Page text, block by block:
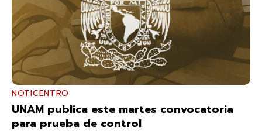
NOTICENTRO
UNAM publica este martes convocatoria
para prueba de control